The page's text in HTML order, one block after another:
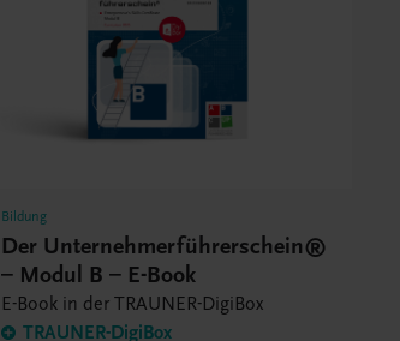
Bildung
Der Unternehmerführerschein®
– Modul B – E-Book
E-Book in der TRAUNER-DigiBox
TRAUNER-DigiBox